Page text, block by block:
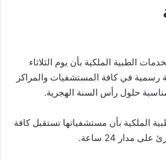
الطبية الملكية بأن يوم الثلاثاء
16/6/2026 عطلة رسمية في كافة المستشفيات والمراكز
حلول رأس السنة الهجرية.
الملكية بأن مستشفياتها تستقبل كافة
24 ساعة.